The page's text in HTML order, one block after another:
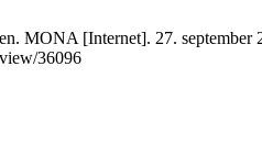
MONA [Internet]. 27.
36096